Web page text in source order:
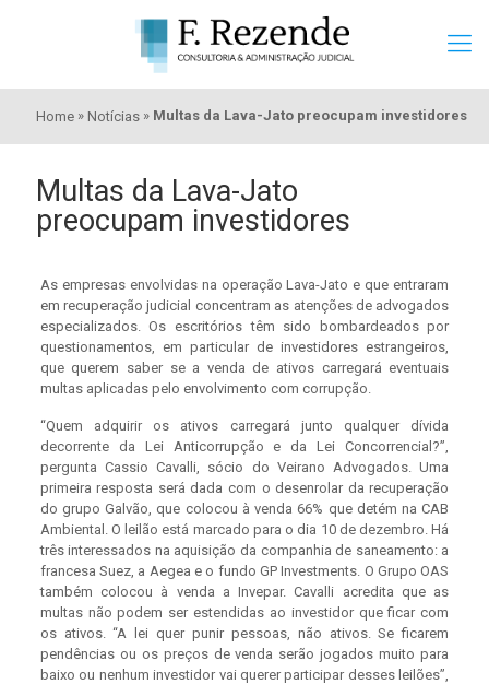
Home » Notícias » Multas da Lava-Jato preocupam investidores
Multas da Lava-Jato
preocupam investidores
As empresas envolvidas na operação Lava-Jato e que entraram
em recuperação judicial concentram as atenções de advogados
especializados. Os escritórios têm sido bombardeados por
questionamentos, em particular de investidores estrangeiros,
que querem saber se a venda de ativos carregará eventuais
multas aplicadas pelo envolvimento com corrupção.
“Quem adquirir os ativos carregará junto qualquer dívida
decorrente da Lei Anticorrupção e da Lei Concorrencial?”,
pergunta Cassio Cavalli, sócio do Veirano Advogados. Uma
primeira resposta será dada com o desenrolar da recuperação
do grupo Galvão, que colocou à venda 66% que detém na CAB
Ambiental. O leilão está marcado para o dia 10 de dezembro. Há
três interessados na aquisição da companhia de saneamento: a
francesa Suez, a Aegea e o fundo GP Investments. O Grupo OAS
também colocou à venda a Invepar. Cavalli acredita que as
multas não podem ser estendidas ao investidor que ficar com
os ativos. “A lei quer punir pessoas, não ativos. Se ficarem
pendências ou os preços de venda serão jogados muito para
baixo ou nenhum investidor vai querer participar desses leilões”,